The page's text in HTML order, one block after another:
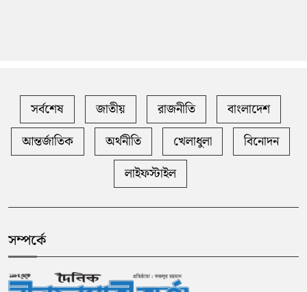
সর্বশেষ জাতীয় রাজনীতি
বাংলাদেশ
আন্তর্জাতিক
অর্থনীতি খেলাধুলা
বিনোদন
লাইফস্টাইল
সম্পর্কে